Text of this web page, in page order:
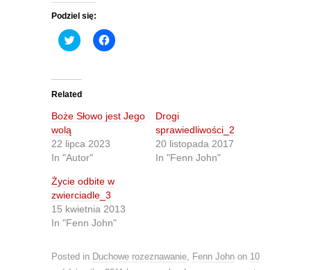
Podziel się:
C
l
t
o
s
h
a
o
n
T
t
t
e
r
(
e
n
C
l
a
c
e
b
o
o
k
p
e
Related
Boże Słowo jest Jego
wolą
22 lipca 2023
In "Autor"
Drogi
sprawiedliwości_2
20 listopada 2017
In "Fenn John"
Życie odbite w
zwierciadle_3
15 kwietnia 2013
In "Fenn John"
Posted in Duchowe rozeznawanie, Fenn John on 10